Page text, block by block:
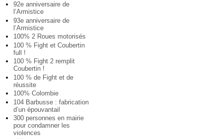
92e anniversaire de
l’Armistice
93e anniversaire de
l’Armistice
100% 2 Roues motorisés
100 % Fight et Coubertin
full !
100 % Fight 2 remplit
Coubertin !
100 % de Fight et de
réussite
100% Colombie
104 Barbusse : fabrication
d’un épouvantail
300 personnes en mairie
pour condamner les
violences